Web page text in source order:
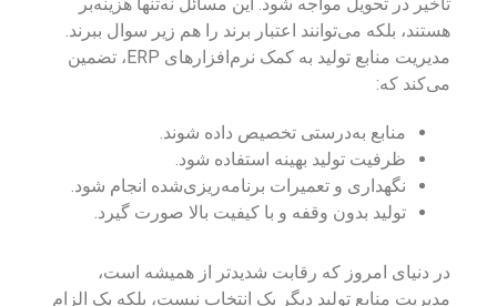
هستند، بلکه می‌توانند اعتبار برند را هم زیر سوال ببرند.
مدیریت منابع تولید به کمک نرم‌افزارهای ERP، تضمین
می‌کند که:
منابع به‌درستی تخصیص داده شوند.
ظرفیت تولید بهینه استفاده شود.
نگهداری و تعمیرات برنامه‌ریزی‌شده انجام شود.
تولید بدون وقفه و با کیفیت بالا صورت گیرد.
در دنیای امروز که رقابت شدیدتر از همیشه است،
مدیریت منابع تولید دیگر یک انتخاب نیست، بلکه یک الزام